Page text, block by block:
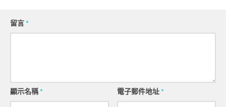
留言*
顯示名稱* 電子郵件地址*